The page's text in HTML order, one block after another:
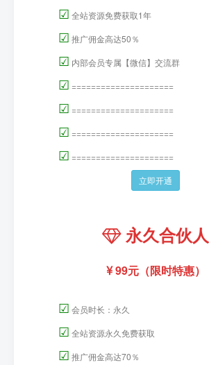
☑ 全站资源免费获取1年
☑ 推广佣金高达50％
☑ 内部会员专属【微信】交流群
☑ =====================
☑ =====================
☑ =====================
☑ =====================
立即开通
永久合伙人
99元（限时特惠）
☑ 会员时长：永久
☑ 全站资源永久免费获取
☑ 推广佣金高达70％